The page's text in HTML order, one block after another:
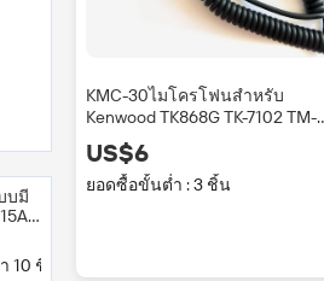
บมี
าร
10 ชิ้น
KMC-30ไมโครโฟนสำหรับ
Kenwood TK868G TK-7102 TM-
461A TM-471A TK730 NX-700 TK-
8102 TK-7302 TK-8302
Tm271วิทยุ
US$6
ยอดซื้อขั้นต่ำ : 3 ชิ้น